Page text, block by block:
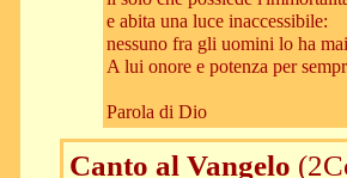
e abita una luce inaccessibile:
nessuno fra gli uomini lo ha
A lui onore e potenza per
Parola di Dio
Canto al Vangelo